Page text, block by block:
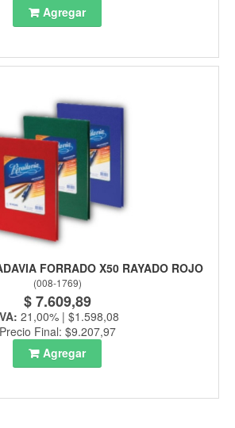
Agregar
FORRADO X50 RAYADO ROJO
(008-1769)
$ 7.609,89
21,00% | $1.598,08
Precio Final: $9.207,97
Agregar